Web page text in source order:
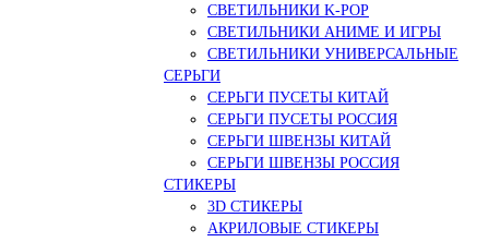
СВЕТИЛЬНИКИ K-POP
СВЕТИЛЬНИКИ АНИМЕ И ИГРЫ
СВЕТИЛЬНИКИ УНИВЕРСАЛЬНЫЕ
СЕРЬГИ
СЕРЬГИ ПУСЕТЫ КИТАЙ
СЕРЬГИ ПУСЕТЫ РОССИЯ
СЕРЬГИ ШВЕНЗЫ КИТАЙ
СЕРЬГИ ШВЕНЗЫ РОССИЯ
СТИКЕРЫ
3D СТИКЕРЫ
АКРИЛОВЫЕ СТИКЕРЫ